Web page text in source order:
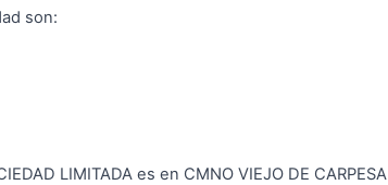
son:
LIMITADA es en CMNO VIEJO DE CARPESA